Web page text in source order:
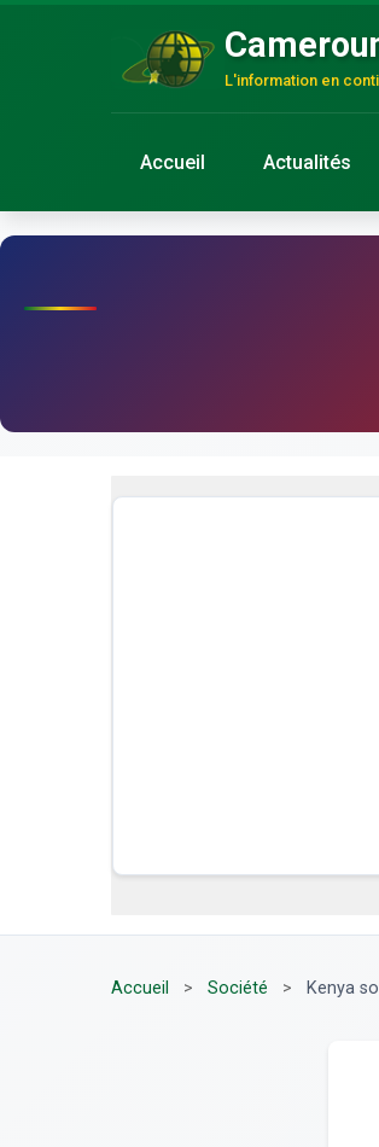
L'information en
Accueil Actualités
Accueil > Société > Kenya